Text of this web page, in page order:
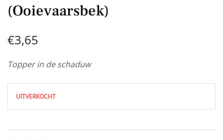
(Ooievaarsbek)
€3,65
Topper in de schaduw
UITVERKOCHT